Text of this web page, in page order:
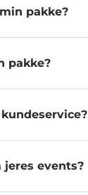
pakke?
pakke?
events?